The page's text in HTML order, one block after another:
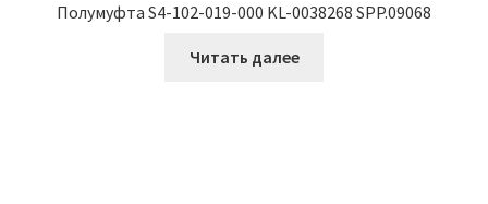
Полумуфта S4-102-019-000 KL-0038268 SPP.09068
Читать далее